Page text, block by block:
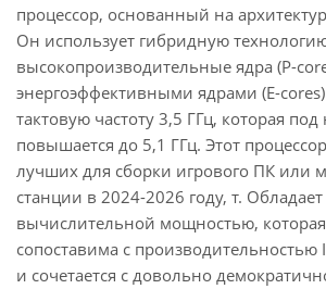
процессор, основанный на
Он использует гибридную
высокопроизводительные ядра (P-
энергоэффективными ядрами (E-
тактовую частоту 3,5 ГГц, которая под
повышается до 5,1 ГГц. Этот
лучших для сборки игрового ПК или
станции в 2024-2026 году, т.
вычислительной мощностью, которая
сопоставима с производительностью
и сочетается с довольно